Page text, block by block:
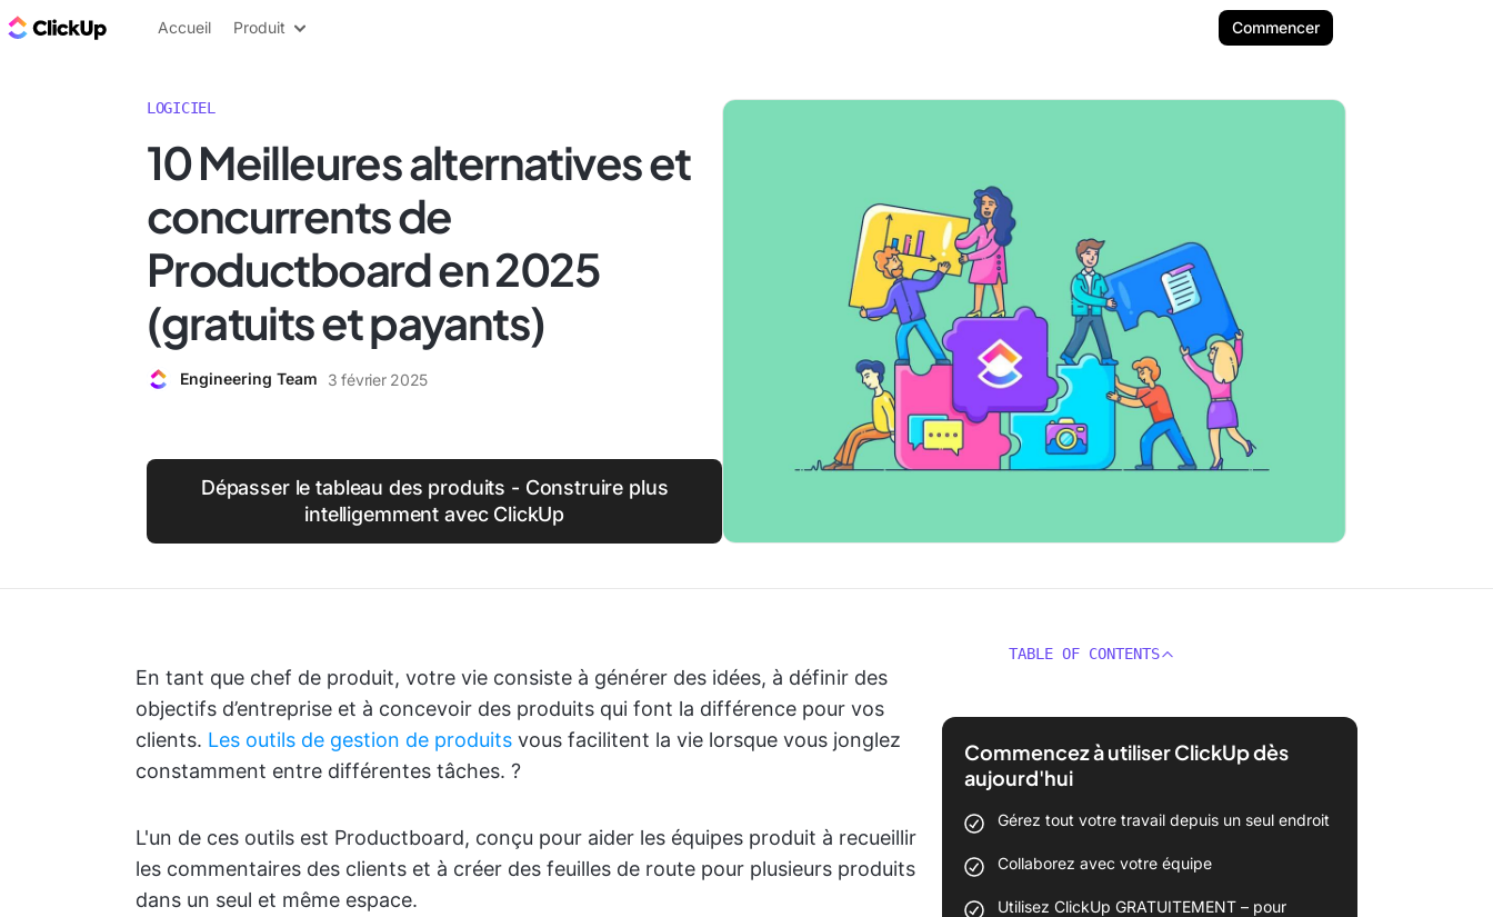
ClickUp Blog
Accueil Produit Commencer
LOGICIEL
10 Meilleures alternatives et
concurrents de
Productboard en 2025
(gratuits et payants)
Engineering Team 3 février 2025
Dépasser le tableau des produits - Construire plus
intelligemment avec ClickUp
En tant que chef de produit, votre vie consiste à générer des idées, à définir des
objectifs d’entreprise et à concevoir des produits qui font la différence pour vos
clients. Les outils de gestion de produits vous facilitent la vie lorsque vous jonglez
constamment entre différentes tâches. ?
L'un de ces outils est Productboard, conçu pour aider les équipes produit à recueillir
les commentaires des clients et à créer des feuilles de route pour plusieurs produits
dans un seul et même espace.
TABLE OF CONTENTS
Commencez à utiliser ClickUp dès
aujourd'hui
Gérez tout votre travail depuis un seul endroit
Collaborez avec votre équipe
Utilisez ClickUp GRATUITEMENT – pour